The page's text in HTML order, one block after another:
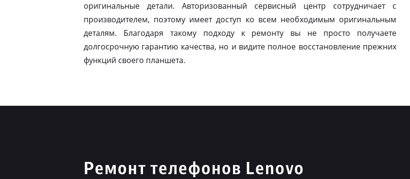
оригинальные детали. Авторизованный сервисный центр сотрудничает с
производителем, поэтому имеет доступ ко всем необходимым оригинальным
деталям. Благодаря такому подходу к ремонту вы не просто получаете
долгосрочную гарантию качества, но и видите полное восстановление прежних
функций своего планшета.
Ремонт телефонов Lenovo